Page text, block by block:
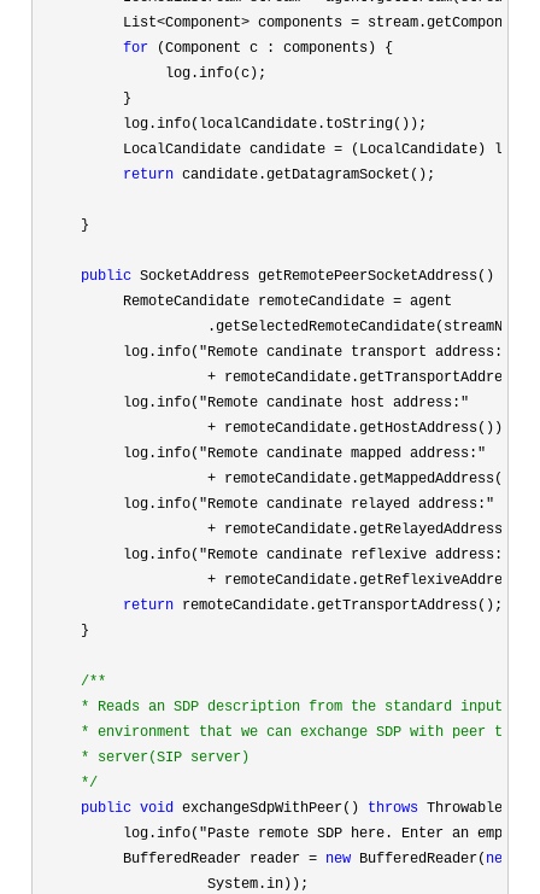
          List
<Component> components =
for (Component c : components) {
               log.info(c);
          }
          log.info(localCandidate.toString());
          LocalCandidate candidate
= (LocalCandidate)
return candidate.getDatagramSocket();
     }
public SocketAddress getRemotePeerSocketAddress() {
          RemoteCandidate remoteCandidate
= agent
          log.info(
"Remote candinate transport address:"
                    +
          log.info(
"Remote candinate host address:"
                    +
remoteCandidate.getHostAddress());
          log.info(
"Remote candinate mapped address:"
                    +
remoteCandidate.getMappedAddress());
          log.info(
"Remote candinate relayed address:"
                    +
remoteCandidate.getRelayedAddress());
          log.info(
"Remote candinate reflexive address:"
                    +
return remoteCandidate.getTransportAddress();
     }
/**
* Reads an SDP description from the standard input.In
* environment that we can exchange SDP with peer
     * server(SIP server)
*/
public void exchangeSdpWithPeer() throws Throwable {
          log.info(
"Paste remote SDP here. Enter an
          BufferedReader reader
= new BufferedReader( new
                    System.in));